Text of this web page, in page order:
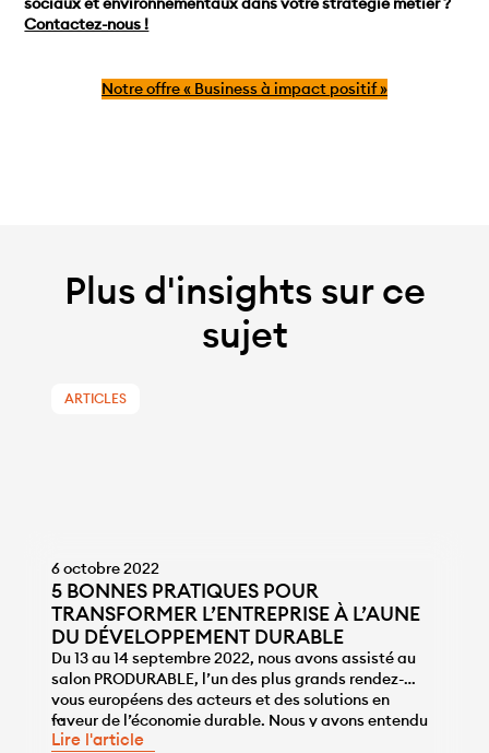
Contactez-nous !
Notre offre « Business à impact positif »
Plus d'insights sur ce
sujet
ARTICLES
6 octobre 2022
5 BONNES PRATIQUES POUR
TRANSFORMER L’ENTREPRISE À L’AUNE
DU DÉVELOPPEMENT DURABLE
Du 13 au 14 septembre 2022, nous avons assisté au
salon PRODURABLE, l’un des plus grands rendez-
vous européens des acteurs et des solutions en
faveur de l’économie durable. Nous y avons entendu
beaucoup d’entreprises qui ont toutes en commun
...
Lire l'article